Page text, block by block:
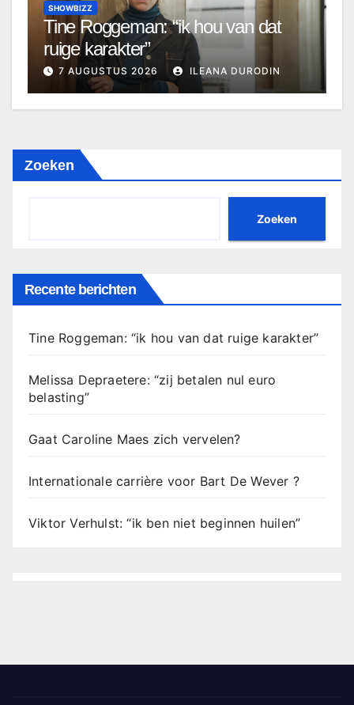
SHOWBIZZ
Tine Roggeman: “ik hou van dat
ruige karakter”
7 AUGUSTUS 2026 ILEANA DURODIN
Zoeken
Zoeken
Recente berichten
Tine Roggeman: “ik hou van dat ruige karakter”
Melissa Depraetere: “zij betalen nul euro
belasting”
Gaat Caroline Maes zich vervelen?
Internationale carrière voor Bart De Wever ?
Viktor Verhulst: “ik ben niet beginnen huilen”